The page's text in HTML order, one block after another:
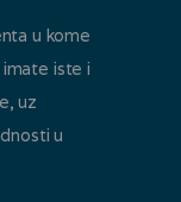
u kome
iste i
uz
u